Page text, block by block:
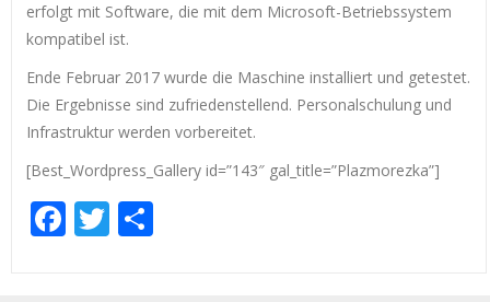
erfolgt mit Software, die mit dem Microsoft-Betriebssystem
kompatibel ist.
Ende Februar 2017 wurde die Maschine installiert und getestet.
Die Ergebnisse sind zufriedenstellend. Personalschulung und
Infrastruktur werden vorbereitet.
[Best_Wordpress_Gallery id=”143″ gal_title=”Plazmorezka”]
Facebook
Twitter
Empfehlen